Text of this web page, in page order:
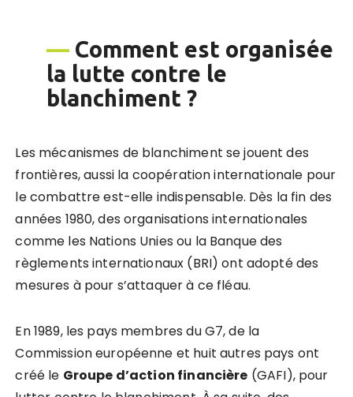
— Comment est organisée
la lutte contre le
blanchiment ?
Les mécanismes de blanchiment se jouent des
frontières, aussi la coopération internationale pour
le combattre est-elle indispensable. Dès la fin des
années 1980, des organisations internationales
comme les Nations Unies ou la Banque des
règlements internationaux (BRI) ont adopté des
mesures à pour s’attaquer à ce fléau.
En 1989, les pays membres du G7, de la
Commission européenne et huit autres pays ont
créé le Groupe d’action financière (GAFI), pour